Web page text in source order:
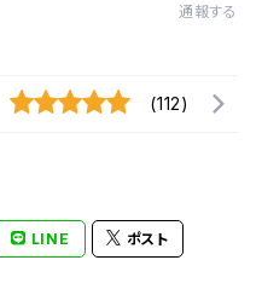
通報する
(112)
LINE ポスト